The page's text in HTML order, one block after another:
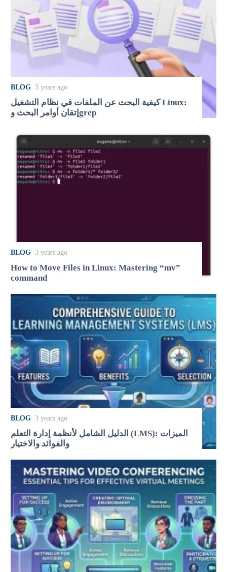
BLOG 3 years ago
كيفية البحث عن الملفات في نظام التشغيل Linux:
إتقان أوامر البحث وgrep
BLOG 3 years ago
How to Move Files in Linux: Mastering “mv”
command
BLOG 3 years ago
الدليل الشامل لأنظمة إدارة التعلم (LMS): الميزات
والفوائد والاختيار